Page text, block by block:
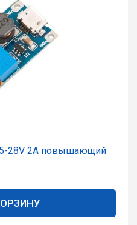
28V 2A повышающий